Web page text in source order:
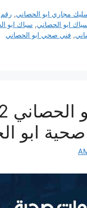
مجاري ابو الحصاني,
ابو الحصاني, سباك ابو
, فني صحي ابو الحصاني
ابو